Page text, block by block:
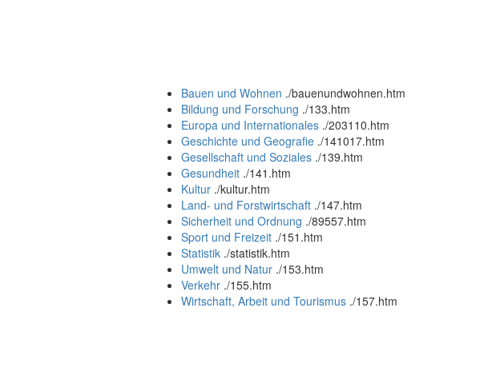
Bauen und Wohnen ./bauenundwohnen.htm
Bildung und Forschung ./133.htm
Europa und Internationales ./203110.htm
Geschichte und Geografie ./141017.htm
Gesellschaft und Soziales ./139.htm
Gesundheit ./141.htm
Kultur ./kultur.htm
Land- und Forstwirtschaft ./147.htm
Sicherheit und Ordnung ./89557.htm
Sport und Freizeit ./151.htm
Statistik ./statistik.htm
Umwelt und Natur ./153.htm
Verkehr ./155.htm
Wirtschaft, Arbeit und Tourismus ./157.htm